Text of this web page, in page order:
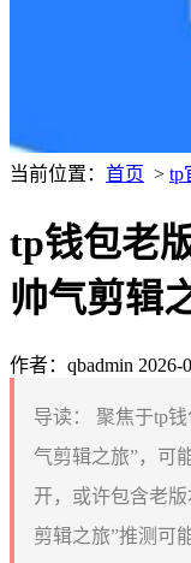
当前位置： 首页 > tp
tp钱包老
帅气剪辑
作者：qbadmin 2026-
导读：
聚焦于tp
气剪辑之旅”，可
开，或许包含老
剪辑之旅”推测可